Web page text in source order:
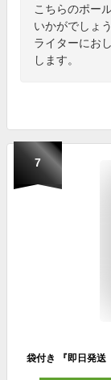
こちらのポー
いかがでしょ
ライターにお
します。
7